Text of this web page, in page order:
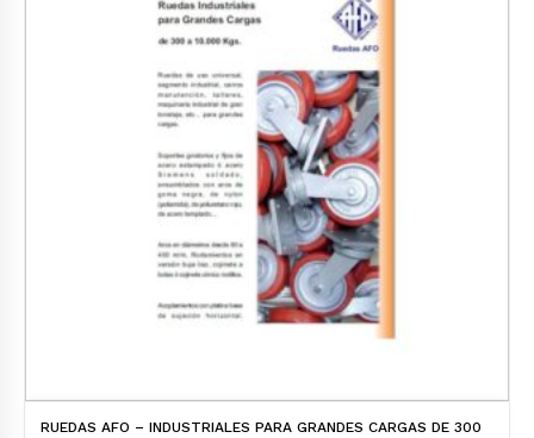
RUEDAS AFO – INDUSTRIALES PARA GRANDES CARGAS DE 300